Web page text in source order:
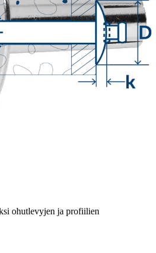
ohutlevyjen ja profiilien